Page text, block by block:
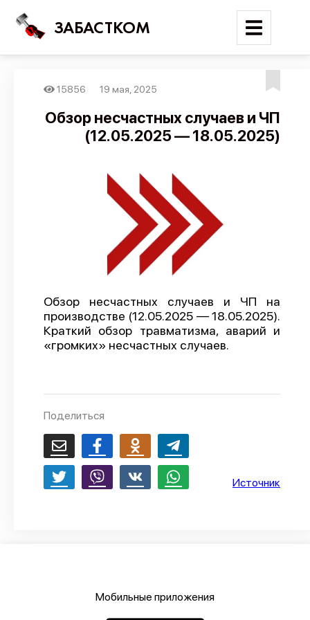
ЗАБАСТКОМ
Поиск
Карта событий
Трудовые конфликты
Отчеты
Предложить публикацию
API
О проекте
Политика конфиденциальности
15856 19 мая, 2025
Обзор несчастных случаев и ЧП
(12.05.2025 — 18.05.2025)
Обзор несчастных случаев и ЧП на
производстве (12.05.2025 — 18.05.2025).
Краткий обзор травматизма, аварий и
«громких» несчастных случаев.
Поделиться
Источник
Мобильные приложения